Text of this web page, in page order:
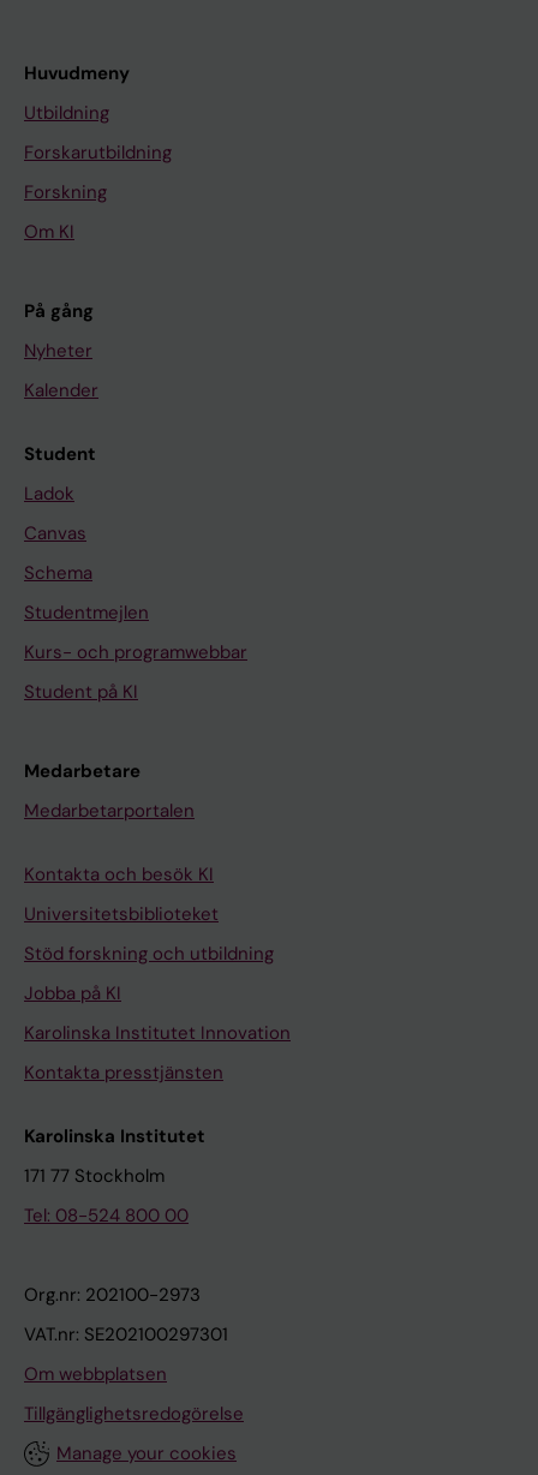
Huvudmeny
Utbildning
Forskarutbildning
Forskning
Om KI
På gång
Nyheter
Kalender
Student
Ladok
Canvas
Schema
Studentmejlen
Kurs- och programwebbar
Student på KI
Medarbetare
Medarbetarportalen
Kontakta och besök KI
Universitetsbiblioteket
Stöd forskning och utbildning
Jobba på KI
Karolinska Institutet Innovation
Kontakta presstjänsten
Karolinska Institutet
171 77 Stockholm
Tel: 08-524 800 00
Org.nr: 202100-2973
VAT.nr: SE202100297301
Om webbplatsen
Tillgänglighetsredogörelse
Manage your cookies